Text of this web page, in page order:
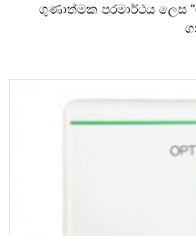
ගුණාත්මක පරමාර්ථය ලෙස